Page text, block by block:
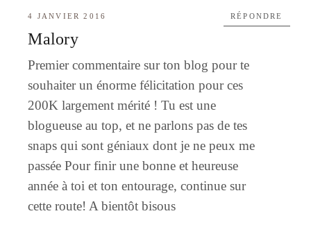
4 JANVIER 2016
Malory
Premier commentaire sur ton blog pour te
souhaiter un énorme félicitation pour ces
200K largement mérité ! Tu est une
blogueuse au top, et ne parlons pas de tes
snaps qui sont géniaux dont je ne peux me
passée Pour finir une bonne et heureuse
année à toi et ton entourage, continue sur
cette route! A bientôt bisous
RÉPONDRE